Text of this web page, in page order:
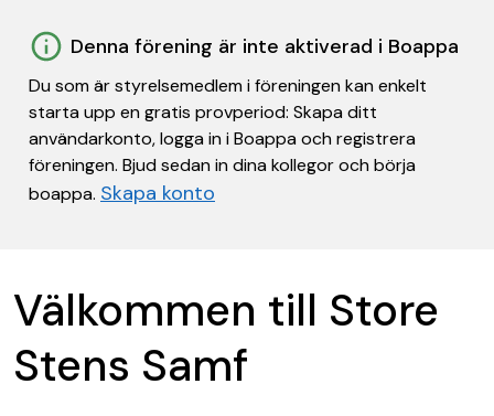
Denna förening är inte aktiverad i Boappa
Du som är styrelsemedlem i föreningen kan enkelt
starta upp en gratis provperiod: Skapa ditt
användarkonto, logga in i Boappa och registrera
föreningen. Bjud sedan in dina kollegor och börja
boappa. Skapa konto
Välkommen till Store
Stens Samf